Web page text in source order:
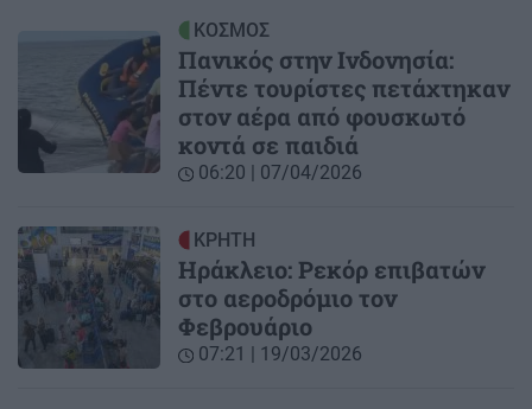
ΚΟΣΜΟΣ
Πανικός στην Ινδονησία:
Πέντε τουρίστες πετάχτηκαν
στον αέρα από φουσκωτό
κοντά σε παιδιά
06:20 | 07/04/2026
ΚΡΗΤΗ
Ηράκλειο: Ρεκόρ επιβατών
στο αεροδρόμιο τον
Φεβρουάριο
07:21 | 19/03/2026